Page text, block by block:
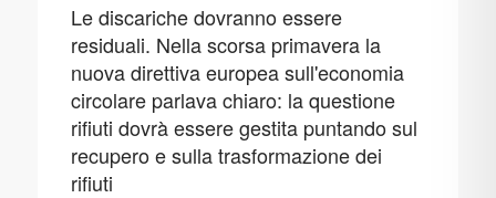
Le discariche dovranno essere
residuali. Nella scorsa primavera la
nuova direttiva europea sull'economia
circolare parlava chiaro: la questione
rifiuti dovrà essere gestita puntando sul
recupero e sulla trasformazione dei
rifiuti